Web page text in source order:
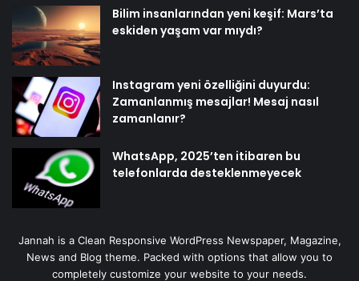
Bilim insanlarından yeni keşif: Mars’ta
eskiden yaşam var mıydı?
Instagram yeni özelliğini duyurdu:
Zamanlanmış mesajlar! Mesaj nasıl
zamanlanır?
WhatsApp, 2025’ten itibaren bu
telefonlarda desteklenmeyecek
Jannah is a Clean Responsive WordPress Newspaper, Magazine,
News and Blog theme. Packed with options that allow you to
completely customize your website to your needs.